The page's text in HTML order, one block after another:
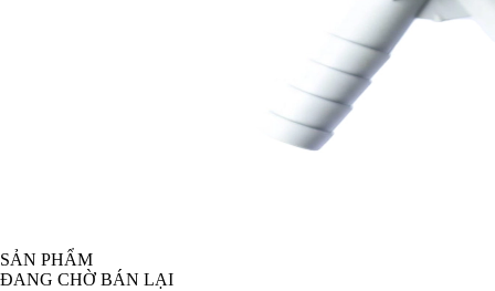
SẢN PHẨM
ĐANG CHỜ BÁN LẠI